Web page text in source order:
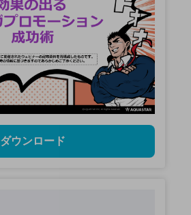
ダウンロード